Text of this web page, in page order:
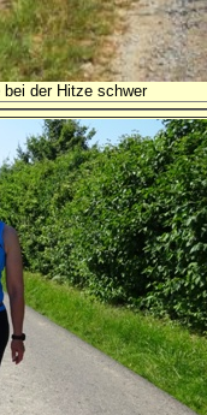
der Hitze schwer